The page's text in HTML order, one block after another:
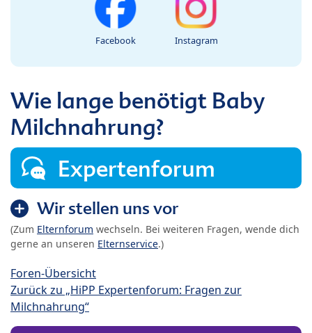
Facebook Instagram
Wie lange benötigt Baby
Milchnahrung?
Expertenforum
Wir stellen uns vor
(Zum Elternforum wechseln. Bei weiteren Fragen, wende dich
gerne an unseren Elternservice.)
Foren-Übersicht
Zurück zu „HiPP Expertenforum: Fragen zur
Milchnahrung“